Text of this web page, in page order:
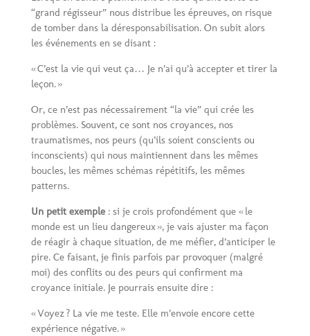
“grand régisseur” nous distribue les épreuves, on risque
de tomber dans la déresponsabilisation. On subit alors
les événements en se disant :
« C’est la vie qui veut ça… Je n’ai qu’à accepter et tirer la
leçon. »
Or, ce n’est pas nécessairement “la vie” qui crée les
problèmes. Souvent, ce sont nos croyances, nos
traumatismes, nos peurs (qu’ils soient conscients ou
inconscients) qui nous maintiennent dans les mêmes
boucles, les mêmes schémas répétitifs, les mêmes
patterns.
Un petit exemple: si je crois profondément que « le
monde est un lieu dangereux », je vais ajuster ma façon
de réagir à chaque situation, de me méfier, d’anticiper le
pire. Ce faisant, je finis parfois par provoquer (malgré
moi) des conflits ou des peurs qui confirment ma
croyance initiale. Je pourrais ensuite dire :
« Voyez ? La vie me teste. Elle m’envoie encore cette
expérience négative. »